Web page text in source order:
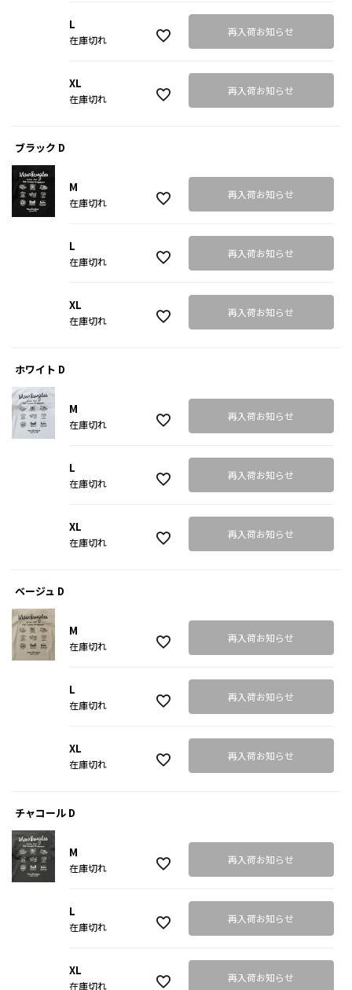
L
在庫切れ
再入荷お知らせ
XL
在庫切れ
再入荷お知らせ
ブラック D
M
在庫切れ
再入荷お知らせ
L
在庫切れ
再入荷お知らせ
XL
在庫切れ
再入荷お知らせ
ホワイト D
M
在庫切れ
再入荷お知らせ
L
在庫切れ
再入荷お知らせ
XL
在庫切れ
再入荷お知らせ
ベージュ D
M
在庫切れ
再入荷お知らせ
L
在庫切れ
再入荷お知らせ
XL
在庫切れ
再入荷お知らせ
チャコール D
M
在庫切れ
再入荷お知らせ
L
在庫切れ
再入荷お知らせ
XL
在庫切れ
再入荷お知らせ